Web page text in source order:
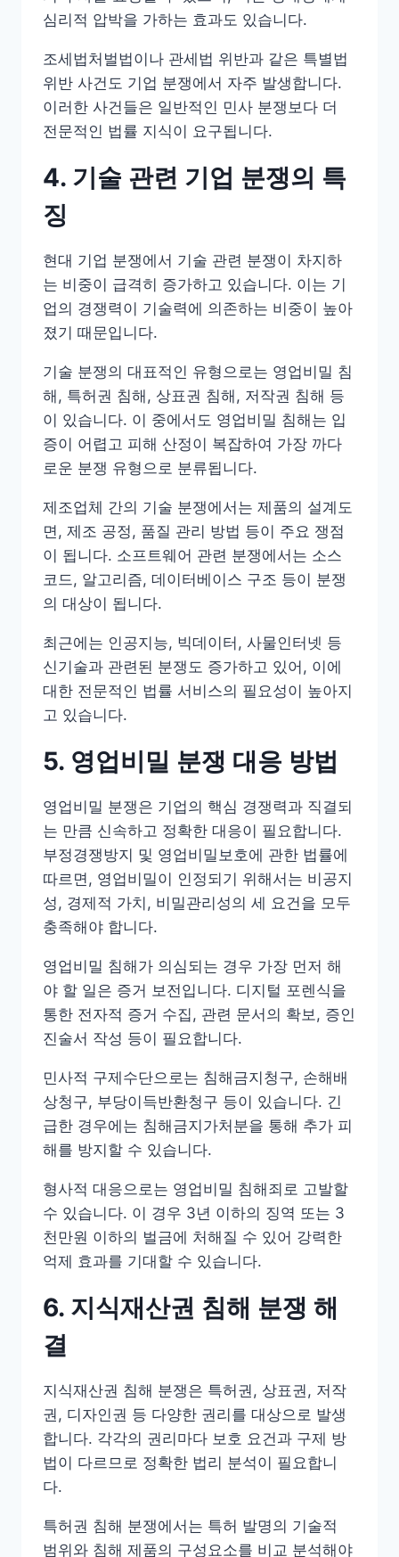
심리적 압박을 가하는 효과도 있습니다.
조세법처벌법이나 관세법 위반과 같은 특별법
위반 사건도 기업 분쟁에서 자주 발생합니다.
이러한 사건들은 일반적인 민사 분쟁보다 더
전문적인 법률 지식이 요구됩니다.
4. 기술 관련 기업 분쟁의 특
징
현대 기업 분쟁에서 기술 관련 분쟁이 차지하
는 비중이 급격히 증가하고 있습니다. 이는 기
업의 경쟁력이 기술력에 의존하는 비중이 높아
졌기 때문입니다.
기술 분쟁의 대표적인 유형으로는 영업비밀 침
해, 특허권 침해, 상표권 침해, 저작권 침해 등
이 있습니다. 이 중에서도 영업비밀 침해는 입
증이 어렵고 피해 산정이 복잡하여 가장 까다
로운 분쟁 유형으로 분류됩니다.
제조업체 간의 기술 분쟁에서는 제품의 설계도
면, 제조 공정, 품질 관리 방법 등이 주요 쟁점
이 됩니다. 소프트웨어 관련 분쟁에서는 소스
코드, 알고리즘, 데이터베이스 구조 등이 분쟁
의 대상이 됩니다.
최근에는 인공지능, 빅데이터, 사물인터넷 등
신기술과 관련된 분쟁도 증가하고 있어, 이에
대한 전문적인 법률 서비스의 필요성이 높아지
고 있습니다.
5. 영업비밀 분쟁 대응 방법
영업비밀 분쟁은 기업의 핵심 경쟁력과 직결되
는 만큼 신속하고 정확한 대응이 필요합니다.
부정경쟁방지 및 영업비밀보호에 관한 법률에
따르면, 영업비밀이 인정되기 위해서는 비공지
성, 경제적 가치, 비밀관리성의 세 요건을 모두
충족해야 합니다.
영업비밀 침해가 의심되는 경우 가장 먼저 해
야 할 일은 증거 보전입니다. 디지털 포렌식을
통한 전자적 증거 수집, 관련 문서의 확보, 증인
진술서 작성 등이 필요합니다.
민사적 구제수단으로는 침해금지청구, 손해배
상청구, 부당이득반환청구 등이 있습니다. 긴
급한 경우에는 침해금지가처분을 통해 추가 피
해를 방지할 수 있습니다.
형사적 대응으로는 영업비밀 침해죄로 고발할
수 있습니다. 이 경우 3년 이하의 징역 또는 3
천만원 이하의 벌금에 처해질 수 있어 강력한
억제 효과를 기대할 수 있습니다.
6. 지식재산권 침해 분쟁 해
결
지식재산권 침해 분쟁은 특허권, 상표권, 저작
권, 디자인권 등 다양한 권리를 대상으로 발생
합니다. 각각의 권리마다 보호 요건과 구제 방
법이 다르므로 정확한 법리 분석이 필요합니
다.
특허권 침해 분쟁에서는 특허 발명의 기술적
범위와 침해 제품의 구성요소를 비교 분석해야